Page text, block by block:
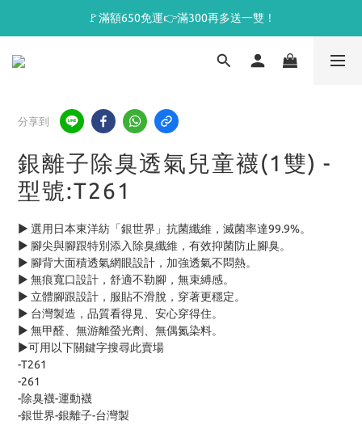
🚩滿額650免運👉滿300再多送一雙！
分享到
銀離子除臭透氣兒童襪(1雙) -
型號:T261
► 選用日本東洋紡「銀世界」抗菌纖維，滅菌率達99.9%。
► 腳尖與腳跟特別添入除臭纖維，有效抑菌防止腳臭。
► 腳背大面積透氣網眼設計，加強透氣不悶熱。
► 無痕寬口設計，舒適不勒腳，無束縛感。
► 立體腳跟設計，服貼不滑脫，穿著更穩定。
► 台灣製造，品質看得見、安心穿得住。
► 無甲醛、無游離螢光劑、無偶氮染料。
►可用以下關鍵字搜尋此賣場
-T261
-261
-除臭襪-運動襪
-銀世界-銀離子-台灣製